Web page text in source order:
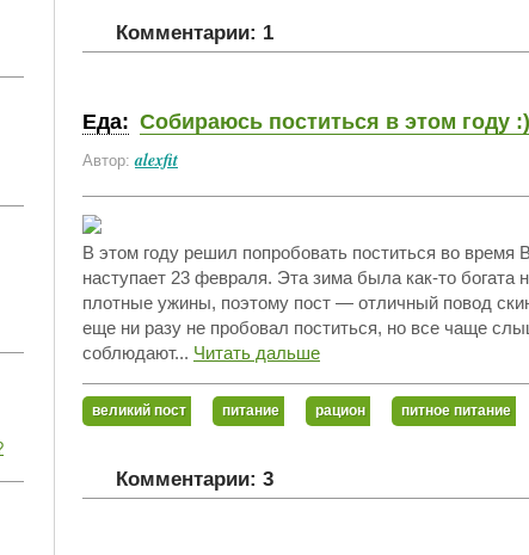
Комментарии: 1
Еда: Собираюсь поститься в этом году :)
Автор: alexfit
В этом году решил попробовать поститься во время
наступает 23 февраля. Эта зима была как-то богата
плотные ужины, поэтому пост — отличный повод
еще ни разу не пробовал поститься, но все чаще
соблюдают... Читать дальше
великий пост питание рацион питное питание
Комментарии: 3